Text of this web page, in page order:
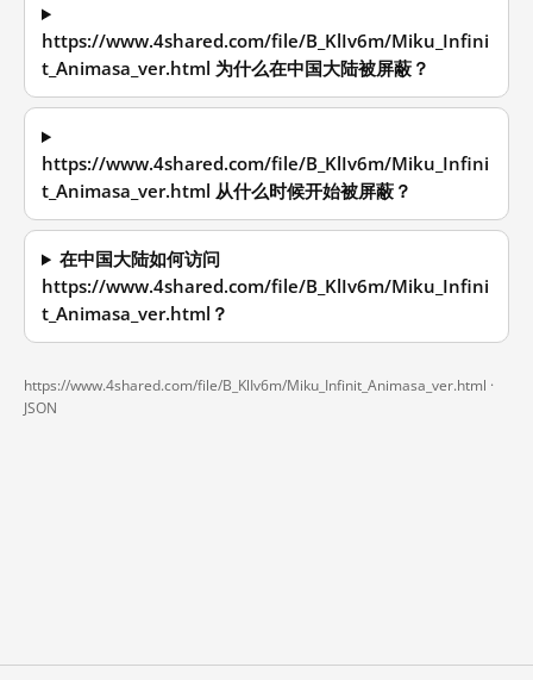
https://www.4shared.com/file/B_KlIv6m/Miku_Infini
t_Animasa_ver.html 为什么在中国大陆被屏蔽？
https://www.4shared.com/file/B_KlIv6m/Miku_Infini
t_Animasa_ver.html 从什么时候开始被屏蔽？
在中国大陆如何访问
https://www.4shared.com/file/B_KlIv6m/Miku_Infini
t_Animasa_ver.html？
https://www.4shared.com/file/B_KlIv6m/Miku_Infinit_Animasa_ver.html ·
JSON